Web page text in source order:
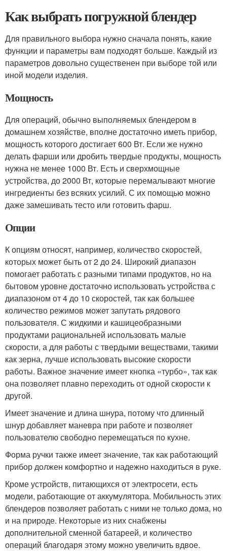
Как выбрать погружной блендер
Для правильного выбора нужно сначала понять, какие
функции и параметры вам подходят больше. Каждый из
параметров довольно существенен при выборе той или
иной модели изделия.
Мощность
Для операций, обычно выполняемых блендером в
домашнем хозяйстве, вполне достаточно иметь прибор,
мощность которого достигает 600 Вт. Если же нужно
делать фарши или дробить твердые продукты, мощность
нужна не менее 1000 Вт. Есть и сверхмощные
устройства, до 2000 Вт, которые перемалывают многие
ингредиенты без всяких усилий. С их помощью можно
даже замешивать тесто или готовить фарш.
Опции
К опциям относят, например, количество скоростей,
которых может быть от 2 до 24. Широкий диапазон
помогает работать с разными типами продуктов, но на
бытовом уровне достаточно использовать устройства с
диапазоном от 4 до 10 скоростей, так как большее
количество режимов может запутать рядового
пользователя. С жидкими и кашицеобразными
продуктами рациональней использовать малые
скорости, а для работы с твердыми веществами, такими
как зерна, лучше использовать высокие скорости
работы. Важное значение имеет кнопка «турбо», так как
она позволяет плавно переходить от одной скорости к
другой.
Имеет значение и длина шнура, потому что длинный
шнур добавляет маневра при работе и позволяет
пользователю свободно перемещаться по кухне.
Форма ручки также имеет значение, так как работающий
прибор должен комфортно и надежно находиться в руке.
Кроме устройств, питающихся от электросети, есть
модели, работающие от аккумулятора. Мобильность этих
блендеров позволяет работать с ними не только дома, но
и на природе. Некоторые из них снабжены
дополнительной сменной батареей, и количество
операций благодаря этому можно увеличить вдвое.